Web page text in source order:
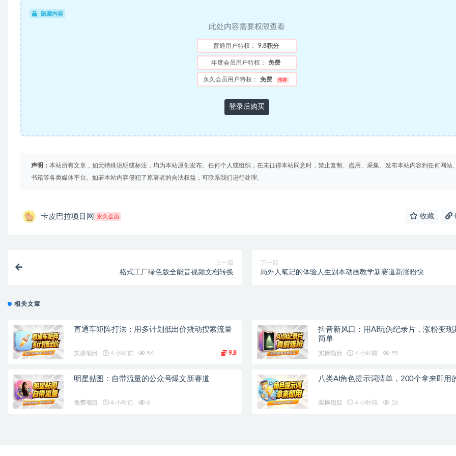
隐藏内容
此处内容需要权限查看
普通用户特权： 9.8积分
年度会员用户特权： 免费
永久会员用户特权： 免费 推荐
登录后购买
声明： 本站所有文章，如无特殊说明或标注，均为本站原创发布。任何个人或组织，在未征得本站同意时，禁止复制、盗用、采集、发布本站内容到任何网站
书籍等各类媒体平台。如若本站内容侵犯了原著者的合法权益，可联系我们进行处理。
卡皮巴拉项目网 永久会员 收藏
上一篇
格式工厂绿色版全能音视频文档转换
下一篇
局外人笔记的体验人生副本动画教学新赛道新涨粉快
相关文章
直通车矩阵打法：用多计划低出价撬动搜索流量
实操项目 4 小时前 56 9.8
抖音新风口：用AI玩伪纪录片，涨粉变现
简单
实操项目 4 小时前 55
明星贴图：自带流量的公众号爆文新赛道
免费项目 4 小时前 0
八类AI角色提示词清单，200个拿来即用
实操项目 4 小时前 53